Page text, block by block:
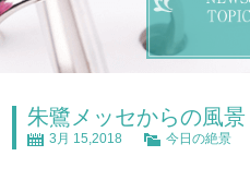
朱鷺メッセからの風景
3月 15,2018 今日の絶景